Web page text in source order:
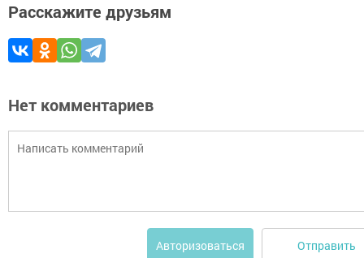
Расскажите друзьям
Нет комментариев
Авторизоваться Отправить